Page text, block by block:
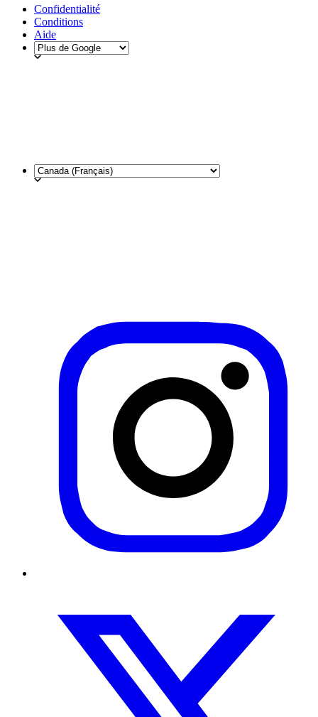
Confidentialité
Conditions
Aide